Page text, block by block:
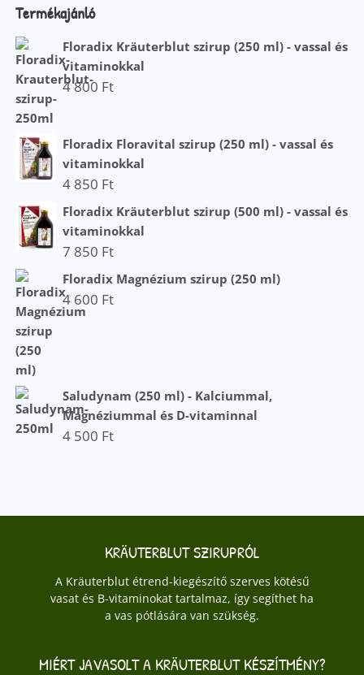
Termékajánló
Floradix Kräuterblut szirup (250 ml) - vassal és
vitaminokkal
4 800 Ft
Floradix Floravital szirup (250 ml) - vassal és
vitaminokkal
4 850 Ft
Floradix Kräuterblut szirup (500 ml) - vassal és
vitaminokkal
7 850 Ft
Floradix Magnézium szirup (250 ml)
4 600 Ft
Saludynam (250 ml) - Kalciummal,
Magnéziummal és D-vitaminnal
4 500 Ft
KRÄUTERBLUT SZIRUPRÓL
A Kräuterblut étrend-kiegészítő szerves kötésű
vasat és B-vitaminokat tartalmaz, így segíthet ha
a vas pótlására van szükség.
MIÉRT JAVASOLT A KRÄUTERBLUT KÉSZÍTMÉNY?